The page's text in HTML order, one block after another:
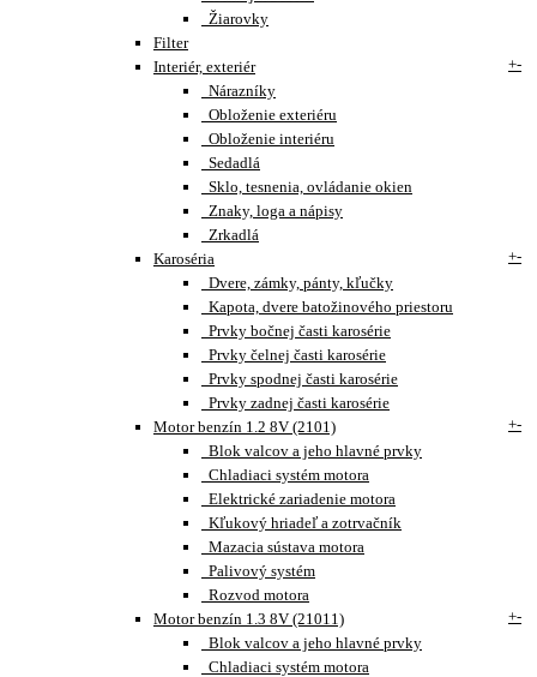
Žiarovky
Filter
Interiér, exteriér
+-
Nárazníky
Obloženie exteriéru
Obloženie interiéru
Sedadlá
Sklo, tesnenia, ovládanie okien
Znaky, loga a nápisy
Zrkadlá
Karoséria
+-
Dvere, zámky, pánty, kľučky
Kapota, dvere batožinového priestoru
Prvky bočnej časti karosérie
Prvky čelnej časti karosérie
Prvky spodnej časti karosérie
Prvky zadnej časti karosérie
Motor benzín 1.2 8V (2101)
+-
Blok valcov a jeho hlavné prvky
Chladiaci systém motora
Elektrické zariadenie motora
Kľukový hriadeľ a zotrvačník
Mazacia sústava motora
Palivový systém
Rozvod motora
Motor benzín 1.3 8V (21011)
+-
Blok valcov a jeho hlavné prvky
Chladiaci systém motora